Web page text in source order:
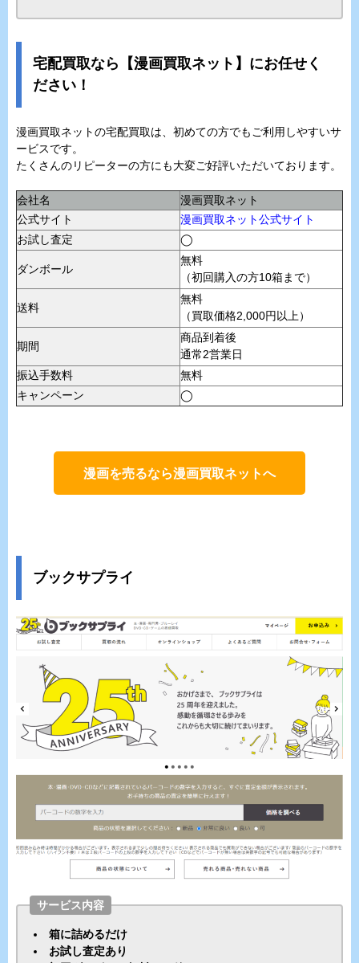
宅配買取なら【漫画買取ネット】にお任せく
ださい！
漫画買取ネットの宅配買取は、初めての方でもご利用しやすいサ
ービスです。
たくさんのリピーターの方にも大変ご好評いただいております。
会社名
漫画買取ネット
公式サイト
漫画買取ネット公式サイト
お試し査定
◯
ダンボール
無料
（初回購入の方10箱まで）
送料
無料
（買取価格2,000円以上）
期間
商品到着後
通常2営業日
振込手数料
無料
キャンペーン
◯
漫画を売るなら漫画買取ネットへ
ブックサプライ
サービス内容
箱に詰めるだけ
お試し査定あり